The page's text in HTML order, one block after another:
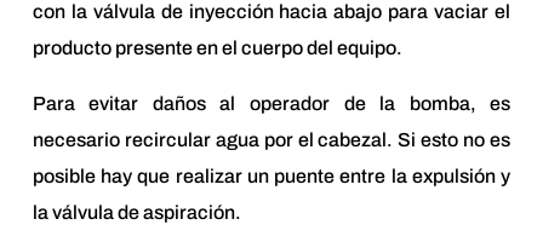
con la válvula de inyección hacia abajo para vaciar el
producto presente en el cuerpo del equipo.
Para evitar daños al operador de la bomba, es
necesario recircular agua por el cabezal. Si esto no es
posible hay que realizar un puente entre la expulsión y
la válvula de aspiración.